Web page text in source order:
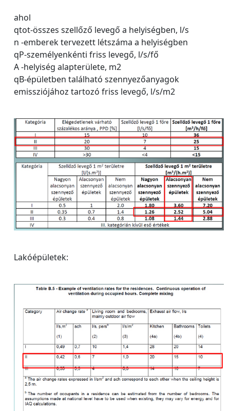
ahol
qtot-összes szellőző levegő a helyiségben, l/s
n -emberek tervezett létszáma a helyiségben
qP-személyenkénti friss levegő, l/s/fő
A -helyiség alapterülete, m2
qB-épületben található szennyezőanyagok
emissziójához tartozó friss levegő, l/s/m2
Lakóépületek: